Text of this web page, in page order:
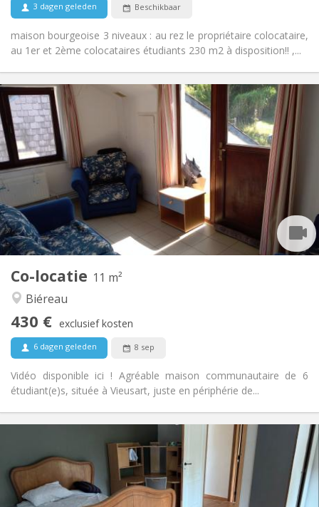
3 dagen geleden Beschikbaar
maison bourgeoise 3 niveaux : au rez le propriétaire colocataire,
au 1er et 2ème colocataires étudiants 230 m2 à disposition!! ,...
Co-locatie 11 m²
Biéreau
430 € exclusief kosten
6 dagen geleden 8 sep
Vidéo disponible ici ! Agréable maison communautaire de 6
étudiant(e)s, située à Vieusart, juste en périphérie de...
Praktische Informatie
Huur:
430 €
Kosten:
100 €
Duur:
12 maanden
Domiciliëring:
Toegelaten
Inrichting
Badkamer:
Gemeenschappelijk
Keuken:
Gemeenschappelijk
Oppervlakte:
11 m
2
Private kamers:
Praktische Informatie
Huur:
450 € (75 €/pers.)
Kosten:
75 € (13 €/pers.)
Duur:
12 maanden
Domiciliëring:
Toegelaten